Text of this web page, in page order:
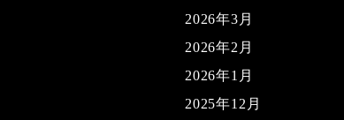
2026年3月
2026年2月
2026年1月
2025年12月